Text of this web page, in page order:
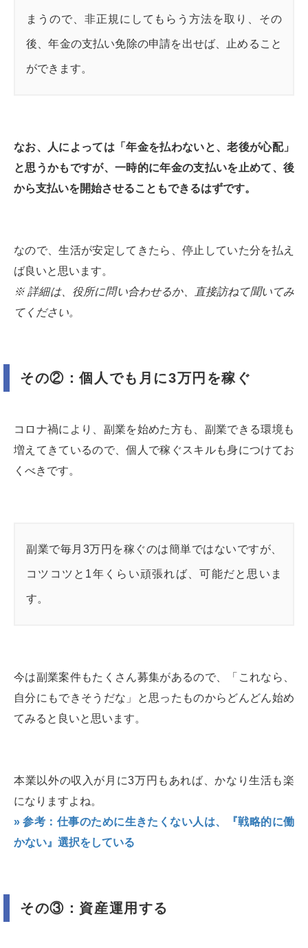
まうので、非正規にしてもらう方法を取り、その
後、年金の支払い免除の申請を出せば、止めること
ができます。
なお、人によっては「年金を払わないと、老後が心配」
と思うかもですが、一時的に年金の支払いを止めて、後
から支払いを開始させることもできるはずです。
なので、生活が安定してきたら、停止していた分を払え
ば良いと思います。
※ 詳細は、役所に問い合わせるか、直接訪ねて聞いてみ
てください。
その②：個人でも月に3万円を稼ぐ
コロナ禍により、副業を始めた方も、副業できる環境も
増えてきているので、個人で稼ぐスキルも身につけてお
くべきです。
副業で毎月3万円を稼ぐのは簡単ではないですが、
コツコツと1年くらい頑張れば、可能だと思いま
す。
今は副業案件もたくさん募集があるので、「これなら、
自分にもできそうだな」と思ったものからどんどん始め
てみると良いと思います。
本業以外の収入が月に3万円もあれば、かなり生活も楽
になりますよね。
» 参考：仕事のために生きたくない人は、『戦略的に働
かない』選択をしている
その③：資産運用する